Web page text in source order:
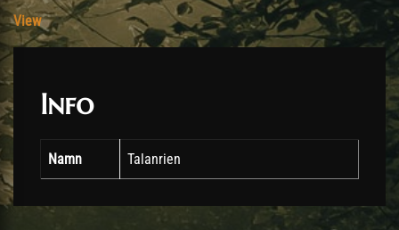
View
Info
Namn Talanrien